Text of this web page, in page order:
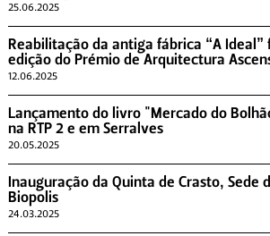
25.06.2025
Reabilitação da antiga fábrica “A Ideal”
edição do Prémio de Arquitectura
12.06.2025
Lançamento do livro "Mercado do
na RTP 2 e em Serralves
20.05.2025
Inauguração da Quinta de Crasto, Sede
Biopolis
24.03.2025